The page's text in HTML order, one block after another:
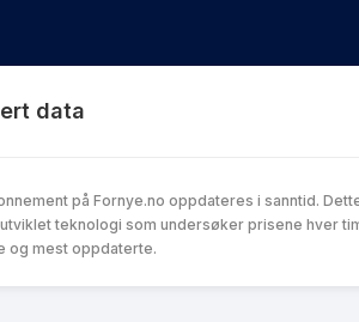
data
på Fornye.no oppdateres i sanntid.
teknologi som undersøker prisene hver
og mest oppdaterte.